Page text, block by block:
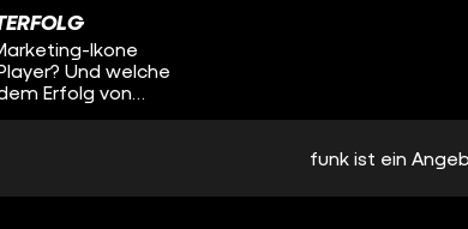
sie das
der
Ikone
Und welche
Erfolg von
funk ist ein